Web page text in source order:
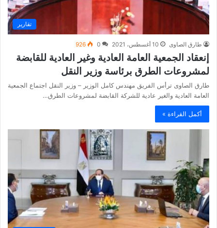
تقارير
طارق الصاوى 10 أغسطس، 2021 0
926
إنعقاد الجمعية العامة العادية وغير العادية للقابضة
لمشروعات الطرق برئاسة وزير النقل
طارق الصاوى ترأس الفريق مهندس كامل الوزير – وزير النقل اجتماع الجمعية
العامة العادية والغير عادية للشركة القابضة لمشروعات الطرق…
أكمل القراءة »